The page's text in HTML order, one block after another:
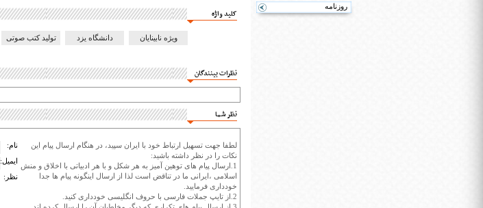
روزنامه
کلید واژه
ویژه نابینایان دانشگاه یزد تولید کتب صوتی
نظرات بینندگان
نظر شما
لطفا جهت تسهیل ارتباط خود با ایران سپید، در هنگام ارسال پیام این
نکات را در نظر داشته باشید:
1.ارسال پیام های توهین آمیز به هر شکل و با هر ادبیاتی با اخلاق و منش
اسلامی ،ایرانی ما در تناقض است لذا از ارسال اینگونه پیام ها جدا
خودداری فرمایید.
2.از تایپ جملات فارسی با حروف انگلیسی خودداری کنید.
نام:
ایمیل:
نظر: